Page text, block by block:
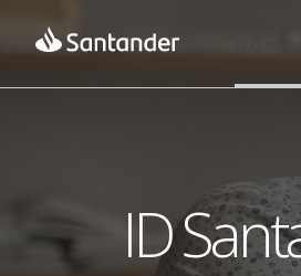
ID